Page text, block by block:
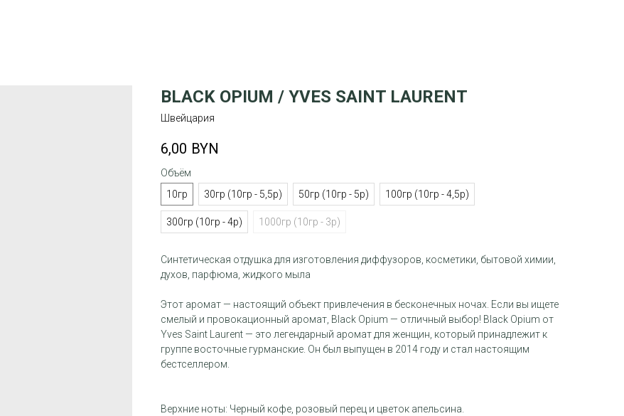
BLACK OPIUM / YVES SAINT LAURENT
Швейцария
6,00 BYN
Объём
10гр
30гр (10гр - 5,5р) 50гр (10гр - 5р) 100гр (10гр - 4,5р)
300гр (10гр - 4р) 1000гр (10гр - 3р)
Синтетическая отдушка для изготовления диффузоров, косметики, бытовой химии,
духов, парфюма, жидкого мыла
Этот аромат — настоящий объект привлечения в бесконечных ночах. Если вы ищете
смелый и провокационный аромат, Black Opium — отличный выбор! Black Opium от
Yves Saint Laurent — это легендарный аромат для женщин, который принадлежит к
группе восточные гурманские. Он был выпущен в 2014 году и стал настоящим
бестселлером.
Верхние ноты: Черный кофе, розовый перец и цветок апельсина.